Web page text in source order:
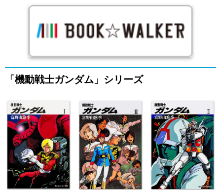
「機動戦士ガンダム」シリーズ